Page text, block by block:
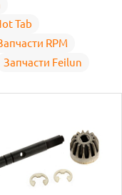
Tab
RPM
Запчасти Feilun